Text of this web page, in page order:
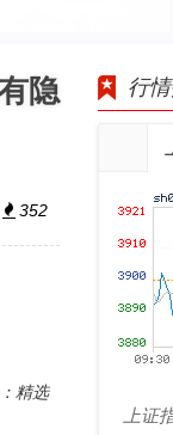
隐
352
精选
行
上证